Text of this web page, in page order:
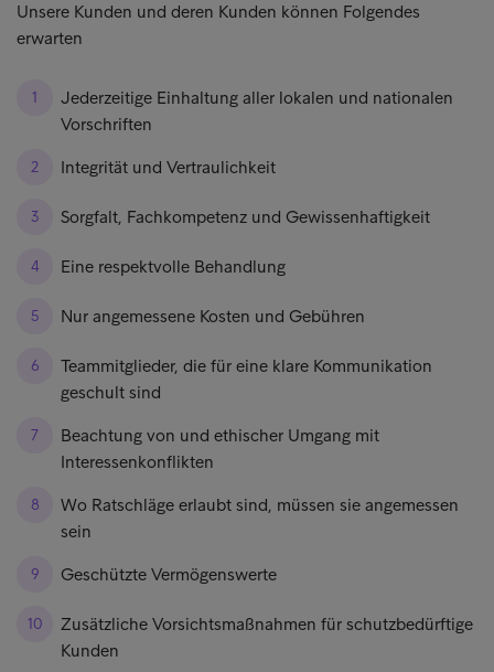
Unsere Kunden und deren Kunden können Folgendes
erwarten
Jederzeitige Einhaltung aller lokalen und nationalen
Vorschriften
Integrität und Vertraulichkeit
Sorgfalt, Fachkompetenz und Gewissenhaftigkeit
Eine respektvolle Behandlung
Nur angemessene Kosten und Gebühren
Teammitglieder, die für eine klare Kommunikation
geschult sind
Beachtung von und ethischer Umgang mit
Interessenkonflikten
Wo Ratschläge erlaubt sind, müssen sie angemessen
sein
Geschützte Vermögenswerte
Zusätzliche Vorsichtsmaßnahmen für schutzbedürftige
Kunden